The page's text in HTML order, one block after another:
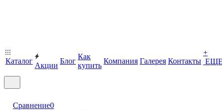
Каталог
Акции
Блог
Как
купить
Компания Галерея Контакты
+
Сравнение0